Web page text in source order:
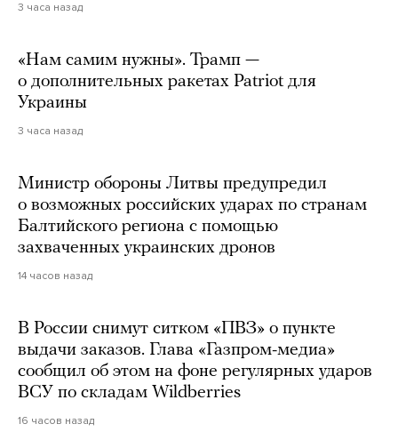
3 часа назад
«Нам самим нужны». Трамп —
о дополнительных ракетах Patriot для
Украины
3 часа назад
Министр обороны Литвы предупредил
о возможных российских ударах по странам
Балтийского региона с помощью
захваченных украинских дронов
14 часов назад
В России снимут ситком «ПВЗ» о пункте
выдачи заказов. Глава «Газпром-медиа»
сообщил об этом на фоне регулярных ударов
ВСУ по складам Wildberries
16 часов назад